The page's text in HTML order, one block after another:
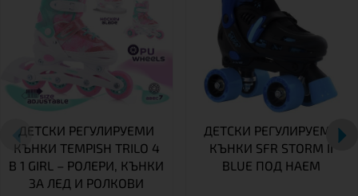
ДЕТСКИ РЕГУЛИРУЕМИ
КЪНКИ TEMPISH TRILO 4
В 1 GIRL – РОЛЕРИ, КЪНКИ
ЗА ЛЕД И РОЛКОВИ
ДЕТСКИ РЕГУЛИРУЕМИ
КЪНКИ SFR STORM II
BLUE ПОД НАЕМ